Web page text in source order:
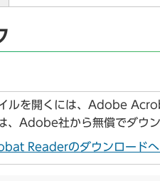
ルを開くには、Adobe
、Adobe社から無償でダウン
Readerのダウンロードへ